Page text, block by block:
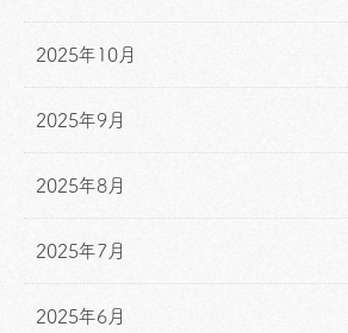
2025年10月
2025年9月
2025年8月
2025年7月
2025年6月